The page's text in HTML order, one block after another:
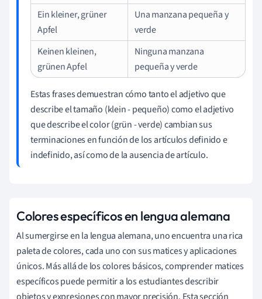
Ein kleiner, grüner
Apfel
Una manzana pequeña y
verde
Keinen kleinen,
grünen Apfel
Ninguna manzana
pequeña y verde
Estas frases demuestran cómo tanto el adjetivo que
describe el tamaño (klein - pequeño) como el adjetivo
que describe el color (grün - verde) cambian sus
terminaciones en función de los artículos definido e
indefinido, así como de la ausencia de artículo.
Colores específicos en lengua alemana
Al sumergirse en la lengua alemana, uno encuentra una rica
paleta de colores, cada uno con sus matices y aplicaciones
únicos. Más allá de los colores básicos, comprender matices
específicos puede permitir a los estudiantes describir
objetos y expresiones con mayor precisión. Esta sección